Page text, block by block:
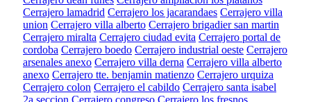
Cerrajero lamadrid Cerrajero los jacarandaes Cerrajero villa
union Cerrajero villa alberto Cerrajero brigadier san martin
Cerrajero miralta Cerrajero ciudad evita Cerrajero portal de
cordoba Cerrajero boedo Cerrajero industrial oeste Cerrajero
arsenales anexo Cerrajero villa derna Cerrajero villa alberto
anexo Cerrajero tte. benjamin matienzo Cerrajero urquiza
Cerrajero colon Cerrajero el cabildo Cerrajero santa isabel